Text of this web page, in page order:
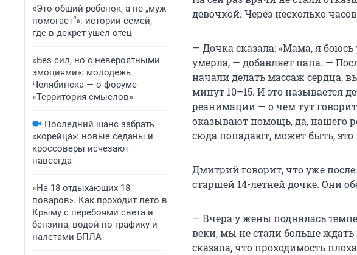
«Это общий ребенок, а не „муж
помогает“»: истории семей,
где в декрет ушел отец
«Без сил, но с невероятными
эмоциями»: молодежь
Челябинска — о форуме
«Территория смыслов»
Последний шанс забрать
«корейца»: новые седаны и
кроссоверы исчезают
навсегда
«На 18 отдыхающих 18
поваров». Как проходит лето в
Крыму с перебоями света и
бензина, водой по графику и
налетами БПЛА
девочкой. Через несколько
— Дочка сказала: «Мама, я боюсь
умерла, — добавляет папа. —
начали делать массаж сердца,
минут 10–15. И это называется
реанимации — о чем тут
оказывают помощь, да, нашего
сюда попадают, может быть,
Дмитрий говорит, что уже после
старшей 14-летней дочке. Они
— Вчера у жены поднялась
веки, мы не стали больше
сказала, что проходимость